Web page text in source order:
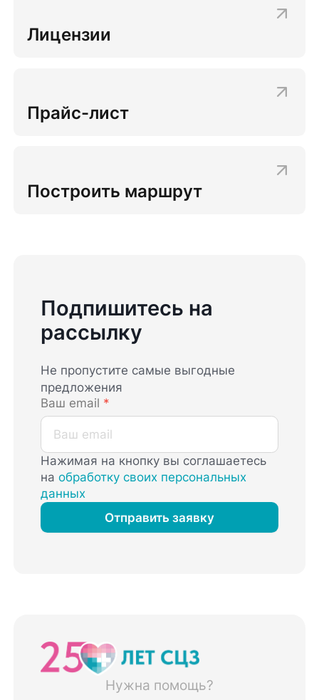
Лицензии
Прайс-лист
Построить маршрут
Подпишитесь на
рассылку
Не пропустите самые выгодные
предложения
Ваш email *
Нажимая на кнопку вы соглашаетесь
наобработку своих персональных
данных
Отправить заявку
Нужна помощь?